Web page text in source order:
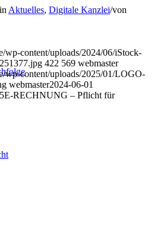
inAktuelles, Digitale Kanzlei/von
wp-content/uploads/2024/06/iStock-
422 569 webmaster
wp-content/uploads/2025/01/LOGO-
webmaster2024-06-01
E-RECHNUNG – Pflicht für